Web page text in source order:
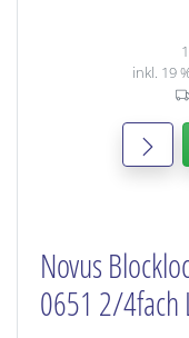
inkl. 19
Novus
0651 2/4fach